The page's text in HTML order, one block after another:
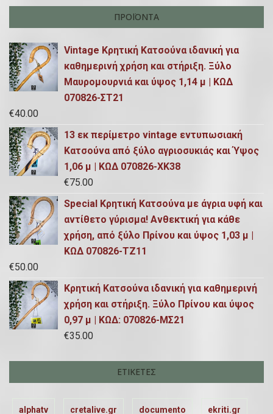
ΠΡΟΪΌΝΤΑ
Vintage Κρητική Κατσούνα ιδανική για
καθημερινή χρήση και στήριξη. Ξύλο
Μαυρομουρνιά και ύψος 1,14 μ | ΚΩΔ
070826-ΣΤ21
€40.00
13 εκ περίμετρο vintage εντυπωσιακή
Κατσούνα από ξύλο αγριοσυκιάς και Ύψος
1,06 μ | ΚΩΔ 070826-ΧΚ38
€75.00
Special Κρητική Κατσούνα με άγρια υφή και
αντίθετο γύρισμα! Ανθεκτική για κάθε
χρήση, από ξύλο Πρίνου και ύψος 1,03 μ |
ΚΩΔ 070826-ΤΖ11
€50.00
Κρητική Κατσούνα ιδανική για καθημερινή
χρήση και στήριξη. Ξύλο Πρίνου και ύψος
0,97 μ | ΚΩΔ: 070826-ΜΣ21
€35.00
ΕΤΙΚΈΤΕΣ
alphatv cretalive.gr documento ekriti.gr